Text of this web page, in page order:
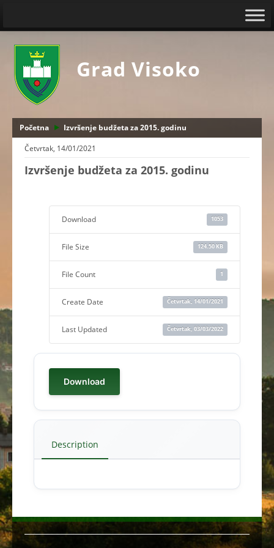
Grad Visoko
Početna
Izvršenje budžeta za 2015. godinu
Četvrtak, 14/01/2021
Izvršenje budžeta za 2015. godinu
Download 1053
File Size 124.50 KB
File Count 1
Create Date Četvrtak, 14/01/2021
Last Updated Četvrtak, 03/03/2022
Download
Description